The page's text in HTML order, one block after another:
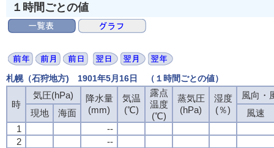
１時間ごとの値
札幌（石狩地方) 1901年5月16日 （１時間ごとの値）
時
気圧(hPa)
降水量
(mm)
気温
(℃)
露点
温度
(℃)
蒸気圧
(hPa)
湿度
(％)
風向・
現地
海面
風速
1
--
2
--